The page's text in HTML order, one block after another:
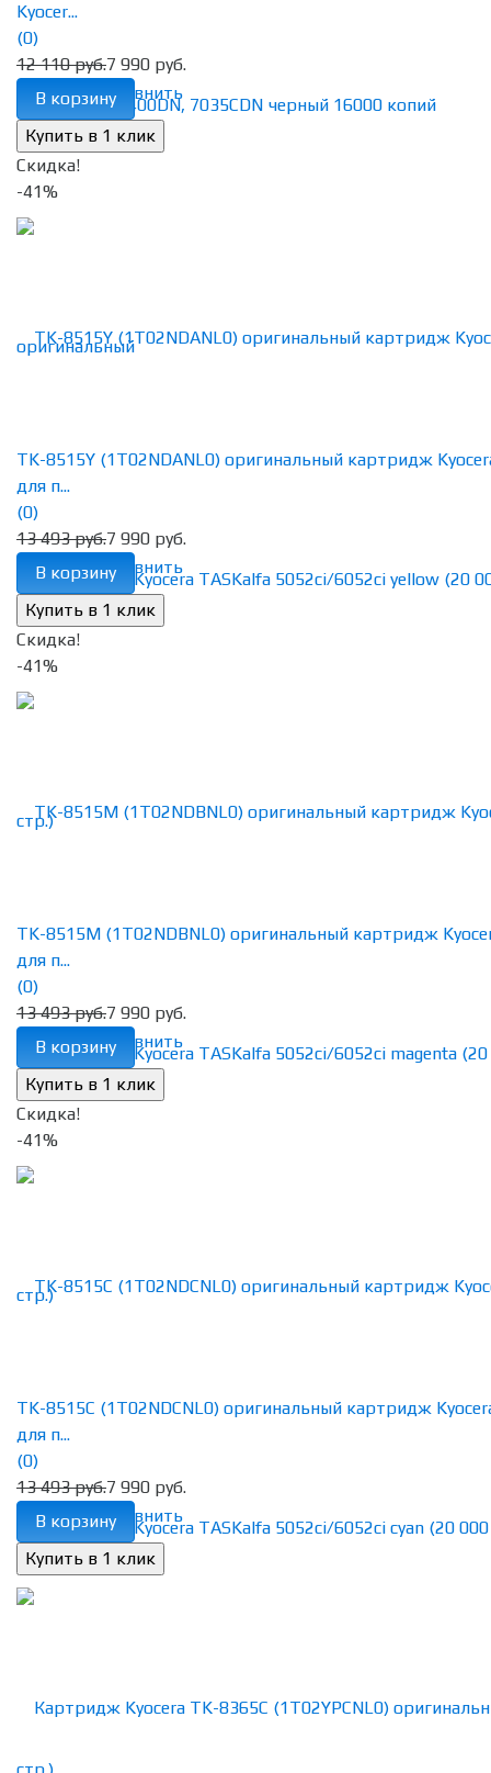
избранное сравнить
Kyocer...
(0)
12 110 руб.7 990 руб.
В корзину
Скидка!
-41%
избранное сравнить
TK-8515Y (1T02NDANL0) оригинальный картридж
для п...
(0)
13 493 руб.7 990 руб.
В корзину
Скидка!
-41%
избранное сравнить
TK-8515M (1T02NDBNL0) оригинальный картридж
для п...
(0)
13 493 руб.7 990 руб.
В корзину
Скидка!
-41%
избранное сравнить
TK-8515C (1T02NDCNL0) оригинальный картридж
для п...
(0)
13 493 руб.7 990 руб.
В корзину